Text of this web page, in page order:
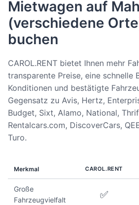
Mietwagen auf
(verschiedene
buchen
CAROL.RENT bietet Ihnen mehr
transparente Preise, eine schnelle
Konditionen und bestätigte
Gegensatz zu Avis, Hertz,
Budget, Sixt, Alamo, National,
Rentalcars.com, DiscoverCars,
Turo.
Merkmal CAROL.RENT
Große
Fahrzeugvielfalt
✅